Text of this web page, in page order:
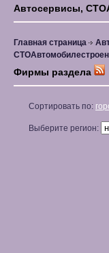
Автосервисы,
Главная страница
Фирмы раздела
Сортировать по:
Выберите регион: